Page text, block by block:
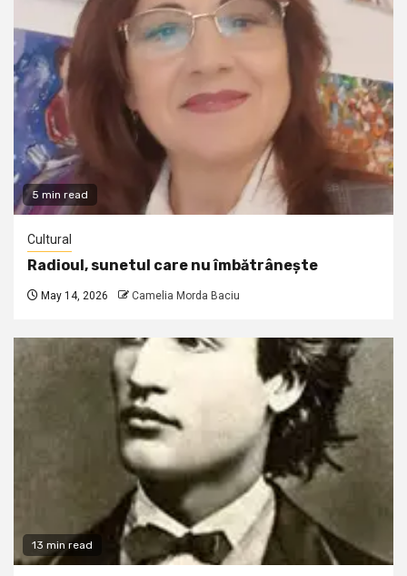
5 min read
Cultural
Radioul, sunetul care nu îmbătrânește
May 14, 2026 Camelia Morda Baciu
13 min read